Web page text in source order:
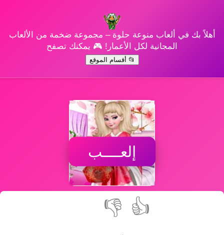
أهلاً بك في ألعاب منوعة حلوة – مجموعة ضخمة من الألعاب
المجانية لكل الأعمار! 🎮 يمكنك تصفح
📂 أقسام الموقع
إلعــــب
👍
👎